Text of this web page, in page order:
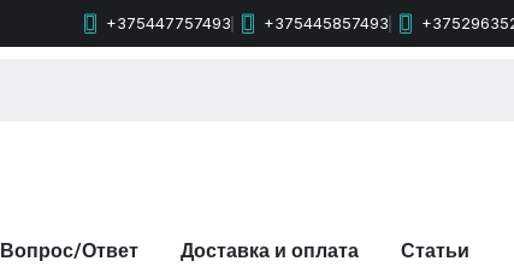
+375447757493 +375445857493
Вопрос/Ответ Доставка и оплата Статьи